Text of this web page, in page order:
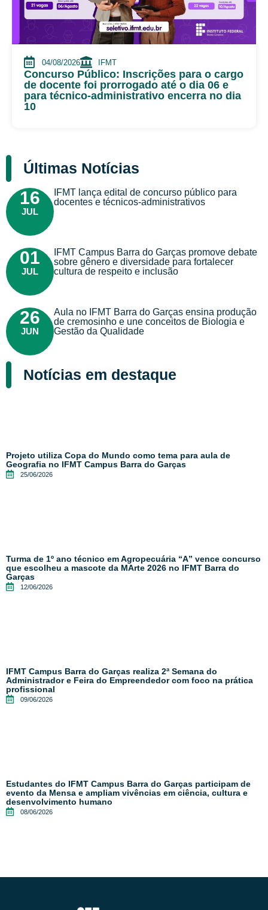
04/08/2026 IFMT
Concurso Público: Inscrições para o cargo
de docente foi prorrogado até o dia 06 e
para técnico-administrativo encerra no dia
10
Últimas Notícias
16
JUL
IFMT lança edital de concurso público para
docentes e técnicos-administrativos
01
JUL
IFMT Campus Barra do Garças promove debate
sobre gênero e diversidade para fortalecer
cultura de respeito e inclusão
26
JUN
Aula no IFMT Barra do Garças ensina produção
de cremosinho e une conceitos de Biologia e
Gestão da Qualidade
Notícias em destaque
Projeto utiliza Copa do Mundo como tema para aula de
Geografia no IFMT Campus Barra do Garças
25/06/2026
Turma de 1º ano técnico em Agropecuária “A” vence concurso
que escolheu a mascote da MArte 2026 no IFMT Barra do
Garças
12/06/2026
IFMT Campus Barra do Garças realiza 2ª Semana do
Administrador e Feira do Empreendedor com foco na prática
profissional
09/06/2026
Estudantes do IFMT Campus Barra do Garças participam de
evento da Mensa e ampliam vivências em ciência, cultura e
desenvolvimento humano
08/06/2026